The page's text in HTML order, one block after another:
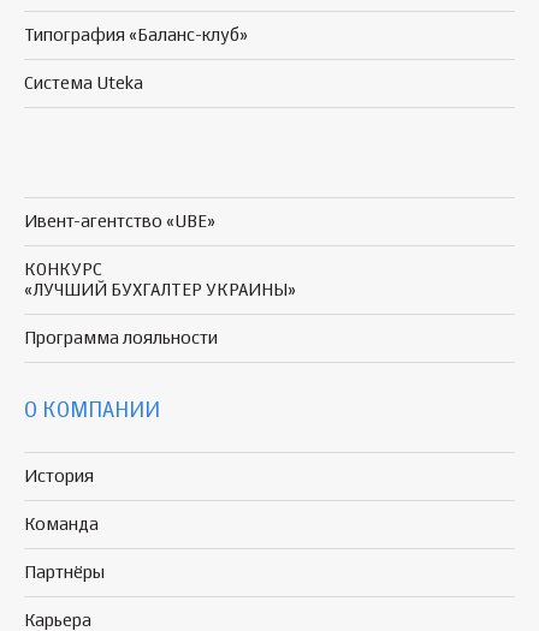
Типография «Баланс-клуб»
Система Uteka
Ивент-агентство «UBE»
КОНКУРС
«ЛУЧШИЙ БУХГАЛТЕР УКРАИНЫ»
Программа лояльности
О КОМПАНИИ
История
Команда
Партнёры
Карьера